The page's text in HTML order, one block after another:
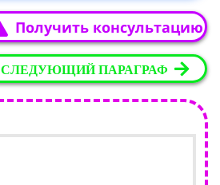
Получить консультацию
СЛЕДУЮЩИЙ ПАРАГРАФ